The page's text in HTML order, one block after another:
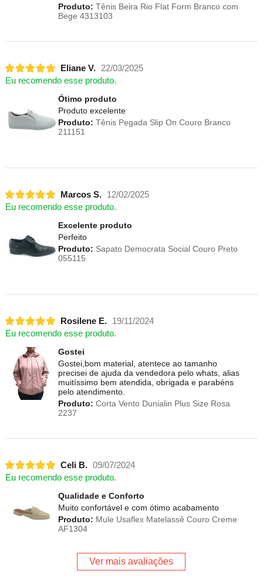
Produto: Tênis Beira Rio Flat Form Branco com
Bege 4313103
Eliane V.
22/03/2025
Eu recomendo esse produto.
Ótimo produto
Produto excelente
Produto: Tênis Pegada Slip On Couro Branco
211151
Marcos S.
12/02/2025
Eu recomendo esse produto.
Excelente produto
Perfeito
Produto: Sapato Democrata Social Couro Preto
055115
Rosilene E.
19/11/2024
Eu recomendo esse produto.
Gostei
Gostei,bom material, atentece ao tamanho
precisei de ajuda da vendedora pelo whats, alias
muitíssimo bem atendida, obrigada e parabéns
pelo atendimento.
Produto: Corta Vento Dunialin Plus Size Rosa
2237
Celi B. 09/07/2024
Eu recomendo esse produto.
Qualidade e Conforto
Muito confortável e com ótimo acabamento
Produto: Mule Usaflex Matelassê Couro Creme
AF1304
Ver mais avaliações